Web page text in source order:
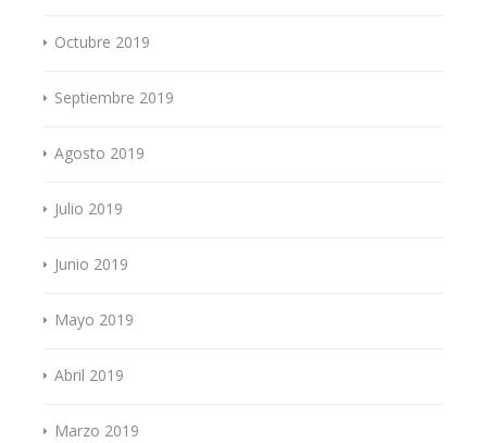
Octubre 2019
Septiembre 2019
Agosto 2019
Julio 2019
Junio 2019
Mayo 2019
Abril 2019
Marzo 2019